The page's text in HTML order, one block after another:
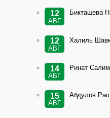
12
АВГ
Бикташева
12
АВГ
Халиль
14
АВГ
Ринат
15
АВГ
Абдулов